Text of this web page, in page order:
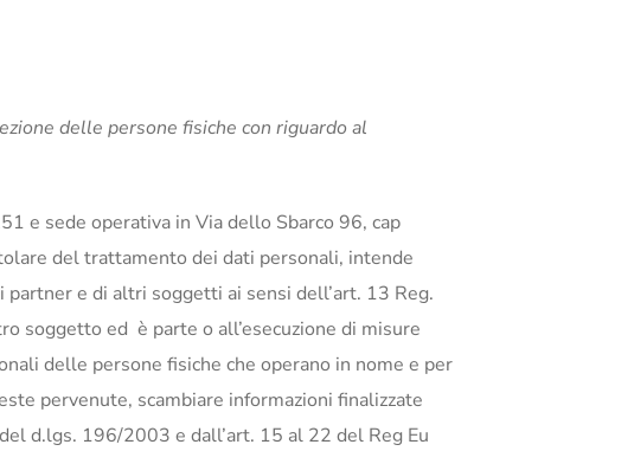
delle persone fisiche con riguardo al
e sede operativa in Via dello Sbarco 96, cap
del trattamento dei dati personali, intende
e di altri soggetti ai sensi dell’art. 13 Reg.
soggetto ed è parte o all’esecuzione di misure
delle persone fisiche che operano in nome e per
pervenute, scambiare informazioni finalizzate
d.lgs. 196/2003 e dall’art. 15 al 22 del Reg Eu